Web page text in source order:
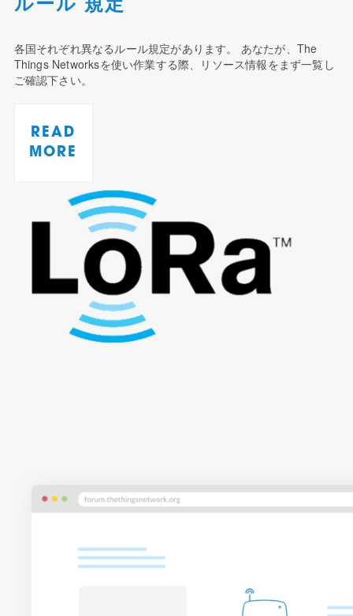
ルール 規定
各国それぞれ異なるルール規定があります。 あなたが、The
Things Networksを使い作業する際、リソース情報をまず一覧し
ご確認下さい。
READ
MORE